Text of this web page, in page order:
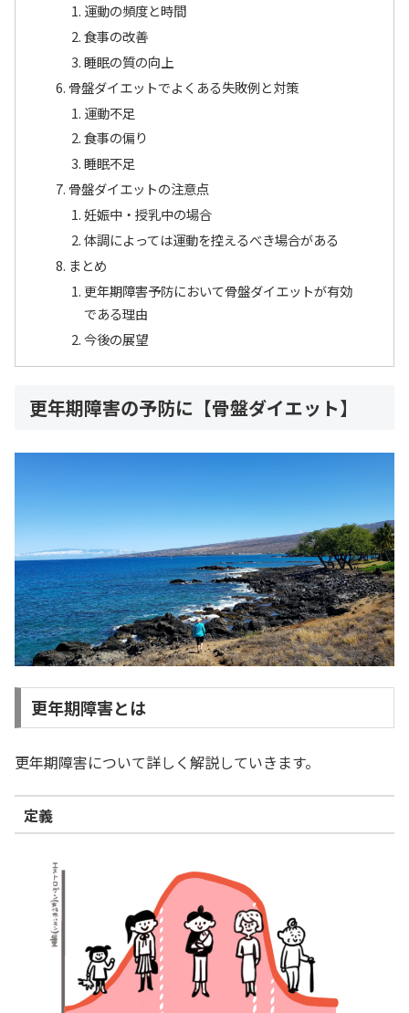
運動の頻度と時間
食事の改善
睡眠の質の向上
骨盤ダイエットでよくある失敗例と対策
運動不足
食事の偏り
睡眠不足
骨盤ダイエットの注意点
妊娠中・授乳中の場合
体調によっては運動を控えるべき場合がある
まとめ
更年期障害予防において骨盤ダイエットが有効
である理由
今後の展望
更年期障害の予防に【骨盤ダイエット】
更年期障害とは
更年期障害について詳しく解説していきます。
定義